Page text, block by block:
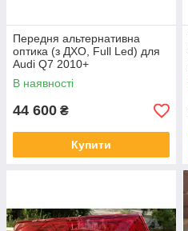
Передня альтернативна
оптика (з ДХО, Full Led) для
Audi Q7 2010+
В наявності
44 600 ₴
Купити